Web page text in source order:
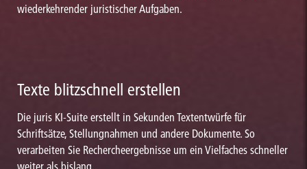
wiederkehrender juristischer Aufgaben.
Texte blitzschnell erstellen
Die juris KI-Suite erstellt in Sekunden Textentwürfe für
Schriftsätze, Stellungnahmen und andere Dokumente. So
verarbeiten Sie Rechercheergebnisse um ein Vielfaches schneller